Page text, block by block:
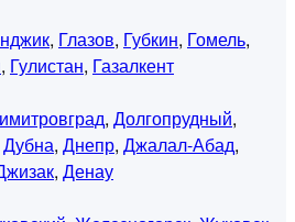
, Глазов, Губкин, Гомель,
, Гулистан, Газалкент
, Долгопрудный,
Дубна, Днепр, Джалал-Абад,
, Денау